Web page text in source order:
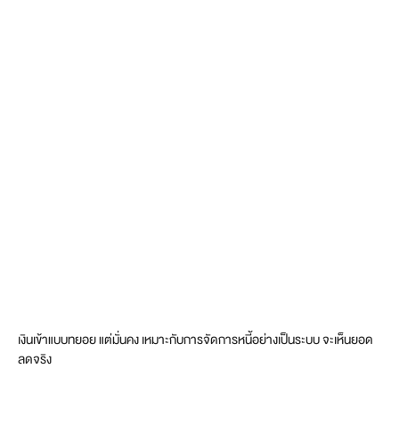
เงินเข้าแบบทยอย แต่มั่นคง เหมาะกับการจัดการหนี้อย่างเป็นระบบ จะเห็นยอด
ลดจริง